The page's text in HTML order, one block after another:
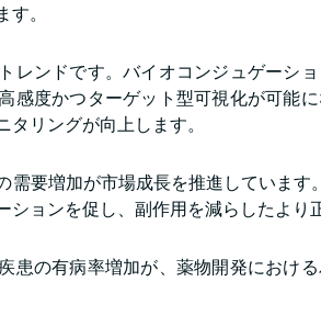
。
レンドです。バイオコンジュゲーシ
感度かつターゲット型可視化が可能
リングが向上します。
要増加が市場成長を推進しています
ションを促し、副作用を減らしたより
患の有病率増加が、薬物開発におけ